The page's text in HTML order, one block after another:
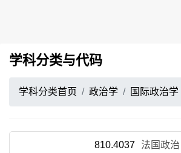
学科分类与代码
学科分类首页 政治学 国际政治学
810.4037 法国政治